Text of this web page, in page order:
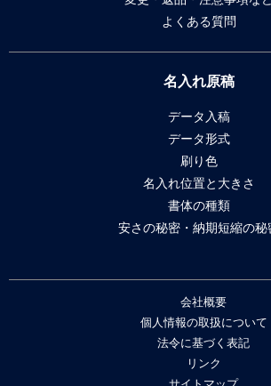
よくある質問
名入れ原稿
データ入稿
データ形式
刷り色
名入れ位置と大きさ
書体の種類
安さの秘密・納期短縮の秘
会社概要
個人情報の取扱について
法令に基づく表記
リンク